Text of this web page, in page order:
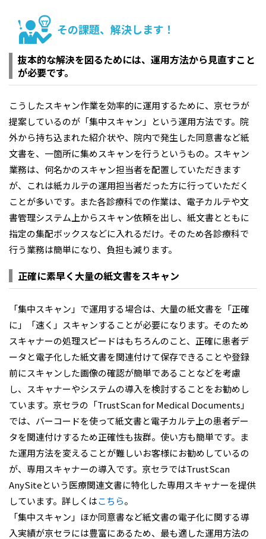
その課題、解決します！
抜本的な解決を図るためには、運用方法から見直すこと
が必要です。
こうしたスキャン作業を効率的に運用するために、京セラが
提案しているのが「集中スキャン」という運用方法です。院
外から持ち込まれた紹介状や、院内で発生した同意書など紙
文書を、一箇所に集めスキャンを行うというもの。スキャン
業務は、何名かのスキャン担当者を配置していただきます
が、これは紙カルテの運用担当者だった方に行っていただく
ことが多いです。また各診療科での作業は、電子カルテや文
書管理システム上からスキャン依頼を出し、紙文書とともに
指定の集配ボックスなどに入れるだけ。そのため各診療科で
行う業務は簡単になり、負担も減ります。
正確に素早く大量の紙文書をスキャン
「集中スキャン」で運用する場合は、大量の紙文書を「正確
に」「速く」スキャンすることが必要になります。そのため
スキャナーの処理スピードはもちろんのこと、正確に患者デ
ータと電子化した紙文書を関連付けて保存できることや登録
前にスキャンした画像の確認が簡単であることなどを考慮
し、スキャナーやシステムの導入を検討することをお勧めし
ています。京セラの「TrustScan for Medical Documents」
では、バーコードを使って紙文書と電子カルテ上の患者デー
タを関連付けするため正確性も抜群。使い方も簡単です。ま
た運用方法を変えることが難しいお客様にお勧めしているの
が、専用スキャナーの導入です。京セラではTrustScan
AnySiteという医療関連文書に特化した専用スキャナーを提供
しています。詳しくはこちら。
「集中スキャン」ほか同意書など紙文書の電子化に関する導
入実績が京セラには豊富にあるため、最も適した運用方法の